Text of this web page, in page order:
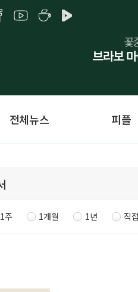
전체뉴스 피플
1주 1개월 1년 직